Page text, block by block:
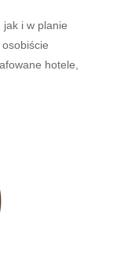
i w planie
hotele,